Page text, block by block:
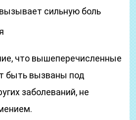
сильную боль
что вышеперечисленные
быть вызваны под
заболеваний, не